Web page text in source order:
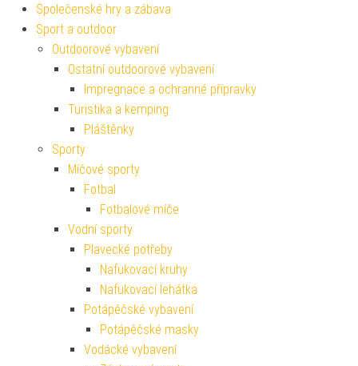
Společenské hry a zábava
Sport a outdoor
Outdoorové vybavení
Ostatní outdoorové vybavení
Impregnace a ochranné přípravky
Turistika a kemping
Pláštěnky
Sporty
Míčové sporty
Fotbal
Fotbalové míče
Vodní sporty
Plavecké potřeby
Nafukovací kruhy
Nafukovací lehátka
Potápěčské vybavení
Potápěčské masky
Vodácké vybavení